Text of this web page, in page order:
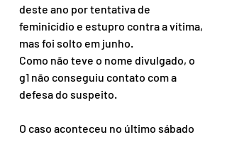
deste ano por tentativa de
feminicídio e estupro contra a vítima,
mas foi solto em junho.
Como não teve o nome divulgado, o
g1 não conseguiu contato com a
defesa do suspeito.
O caso aconteceu no último sábado